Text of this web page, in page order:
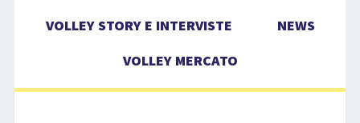
VOLLEY STORY E INTERVISTE
NEWS
VOLLEY MERCATO